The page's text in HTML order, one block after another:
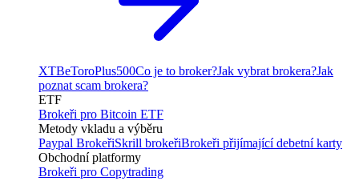
XTBeToroPlus500Co je to broker?Jak vybrat brokera?Jak
poznat scam brokera?
ETF
Brokeři pro Bitcoin ETF
Metody vkladu a výběru
Paypal BrokeřiSkrill brokeřiBrokeři přijímající debetní karty
Obchodní platformy
Brokeři pro Copytrading